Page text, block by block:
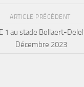
ARTICLE PRÉCÉDENT
1 au stade Bollaert-
Décembre 2023